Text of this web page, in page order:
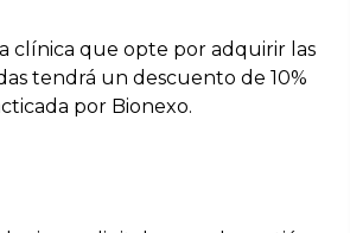
clínica que opte por adquirir las
tendrá un descuento de 10%
por Bionexo.